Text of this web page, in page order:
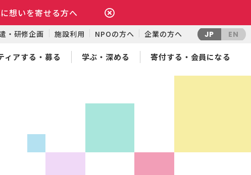
想いを寄せる方へ
・研修企画 施設利用 NPOの方へ 企業の方へ JP EN
ィアする・募る 学ぶ・深める 寄付する・会員になる